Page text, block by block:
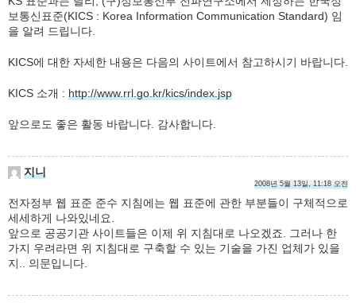
보통신표준(KICS : Korea Information Communication Standard) 임
을 알려 드립니다.
KICS에 대한 자세한 내용은 다음의 사이트에서 참고하시기 바랍니다.
KICS 소개 : http://www.rrl.go.kr/kics/index.jsp
앞으로도 좋은 활동 바랍니다. 감사합니다.
지니
2008년 5월 13일, 11:18 오전
전자정부 웹 표준 준수 지침에는 웹 표준에 관한 부분들이 구체적으로
세세하게 나와있네요.
앞으로 공공기관 사이트들은 이제 위 지침대로 나오겠죠. 그러나 한
가지 우려라면 위 지침대로 구축할 수 있는 기술을 가진 업체가 있을
지.. 의문입니다.